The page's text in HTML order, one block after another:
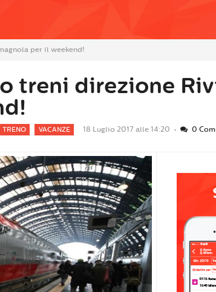
per il weekend!
treni direzione
TRENO VACANZE 18 Luglio 2017 alle 14:20 • 0